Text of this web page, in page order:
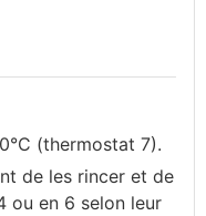
(thermostat 7).
de les rincer et de
ou en 6 selon leur